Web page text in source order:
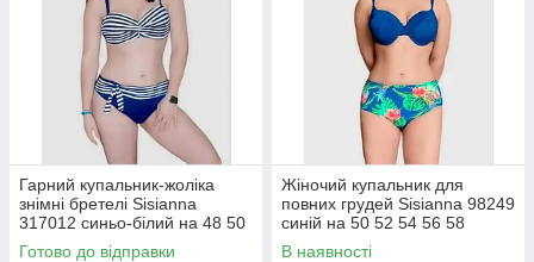
Гарний купальник-жоліка
знімні бретелі Sisianna
317012 синьо-білий на 48 50
52 54 56 розмір
Готово до відправки
Жіночий купальник для
повних грудей Sisianna 98249
синій на 50 52 54 56 58
розмір
В наявності